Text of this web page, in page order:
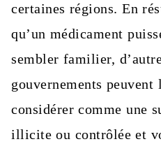
certaines régions. En
qu’un médicament
sembler familier,
gouvernements peuvent
considérer comme une
illicite ou contrôlée et